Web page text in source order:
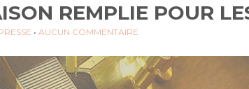
REMPLIE POUR
• AUCUN COMMENTAIRE